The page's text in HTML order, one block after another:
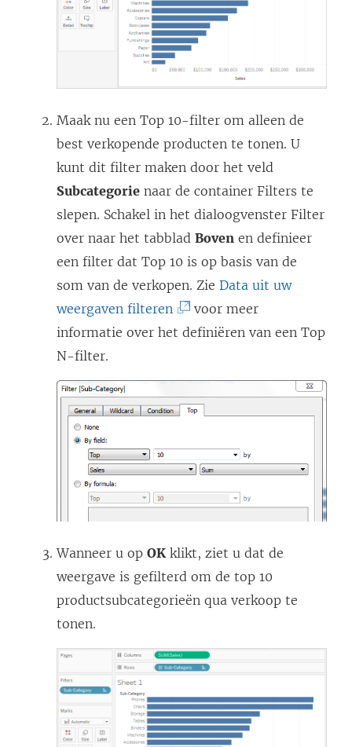
Maak nu een Top 10-filter om alleen de
best verkopende producten te tonen. U
kunt dit filter maken door het veld
Subcategorie naar de container Filters te
slepen. Schakel in het dialoogvenster Filter
over naar het tabblad Boven en definieer
een filter dat Top 10 is op basis van de
som van de verkopen. Zie Data uit uw
weergaven filteren
L
n
k
o
r
d
e
n
e
u
voor meer
informatie over het definiëren van een Top
N-filter.
Wanneer u op OK klikt, ziet u dat de
weergave is gefilterd om de top 10
productsubcategorieën qua verkoop te
tonen.